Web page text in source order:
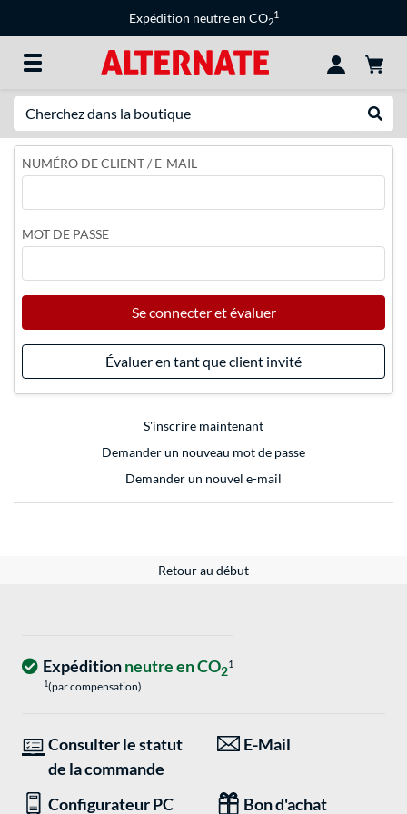
Expédition neutre en CO2
1
NUMÉRO DE CLIENT / E-MAIL
MOT DE PASSE
Se connecter et évaluer
Évaluer en tant que client invité
S'inscrire maintenant
Demander un nouveau mot de passe
Demander un nouvel e-mail
Retour au début
Expéditionneutre en CO21
1(par compensation)
Consulter le statut
de la commande
E-Mail
Configurateur PC Bon d'achat